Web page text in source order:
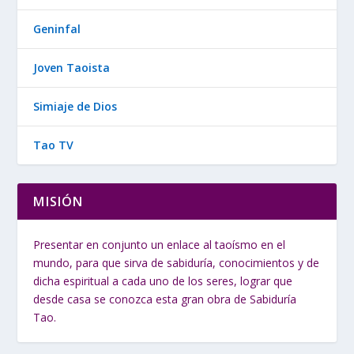
Geninfal
Joven Taoista
Simiaje de Dios
Tao TV
MISIÓN
Presentar en conjunto un enlace al taoísmo en el
mundo, para que sirva de sabiduría, conocimientos y de
dicha espiritual a cada uno de los seres, lograr que
desde casa se conozca esta gran obra de Sabiduría
Tao.